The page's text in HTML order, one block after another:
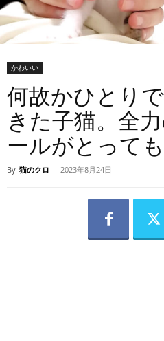
かわいい
何故かひとり
きた子猫。全
ールがとって
By 猫のクロ - 2023年8月24日